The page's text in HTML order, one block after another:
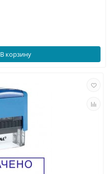
В корзину